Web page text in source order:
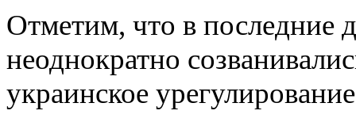
Отметим, что в последние
неоднократно
украинское